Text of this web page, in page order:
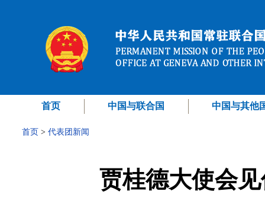
首页 中国与联合国 中国与其他
首页 > 代表团新闻
贾桂德大使会